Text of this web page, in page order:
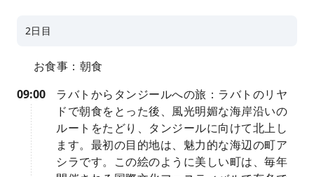
2日目
お食事：朝食
09:00
ラバトからタンジールへの旅：ラバトのリヤ
ドで朝食をとった後、風光明媚な海岸沿いの
ルートをたどり、タンジールに向けて北上し
ます。最初の目的地は、魅力的な海辺の町ア
シラです。この絵のように美しい町は、毎年